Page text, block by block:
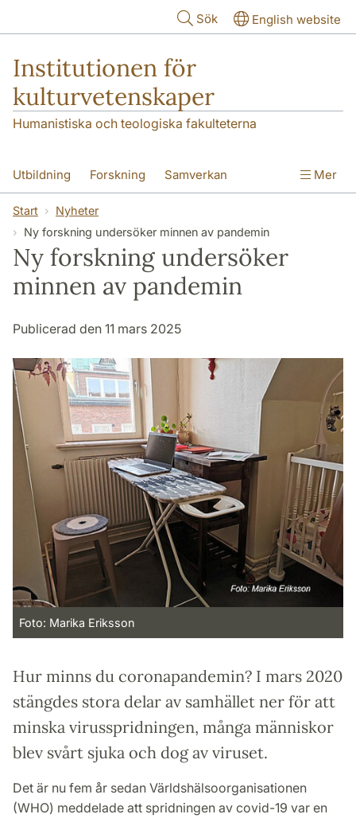
Sök English website
Institutionen för
kulturvetenskaper
Humanistiska och teologiska fakulteterna
Utbildning Forskning Samverkan
Om institutionen
Mer
Start
Nyheter
Ny forskning undersöker minnen av pandemin
Ny forskning undersöker
minnen av pandemin
Publicerad den 11 mars 2025
Foto: Marika Eriksson
Hur minns du coronapandemin? I mars 2020
stängdes stora delar av samhället ner för att
minska virusspridningen, många människor
blev svårt sjuka och dog av viruset.
Det är nu fem år sedan Världshälsoorganisationen
(WHO) meddelade att spridningen av covid-19 var en